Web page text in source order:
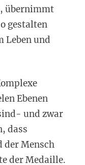
übernimmt
gestalten
Leben und
Ebenen
und zwar
dass
der Mensch
der Medaille.